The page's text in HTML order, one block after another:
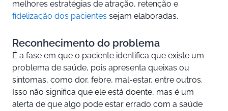
melhores estratégias de atração, retenção e
fidelização dos pacientes sejam elaboradas.
Reconhecimento do problema
É a fase em que o paciente identifica que existe um
problema de saúde, pois apresenta queixas ou
sintomas, como dor, febre, mal-estar, entre outros.
Isso não significa que ele está doente, mas é um
alerta de que algo pode estar errado com a saúde